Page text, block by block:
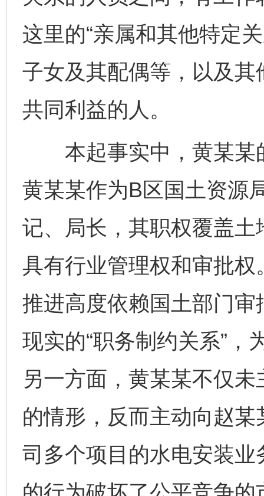
这里的“亲属和其他特定
子女及其配偶等，以及
共同利益的人。
本起事实中，黄某某
黄某某作为B区国土资源
记、局长，其职权覆盖
具有行业管理权和审批
推进高度依赖国土部门
现实的“职务制约关系”，
另一方面，黄某某不仅
的情形，反而主动向赵
司多个项目的水电安装